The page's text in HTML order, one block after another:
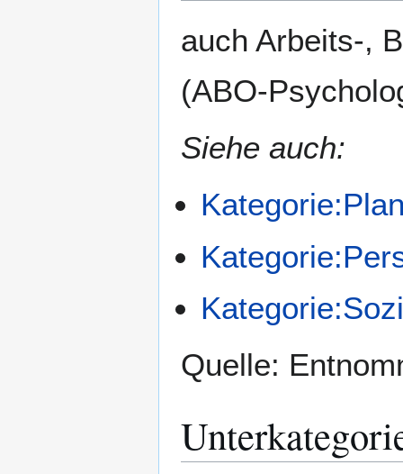
Navigation
Suche
auch Arbeits-,
(ABO-
Siehe auch:
Quelle: